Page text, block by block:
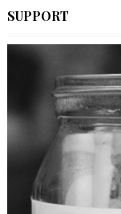
SUPPORT